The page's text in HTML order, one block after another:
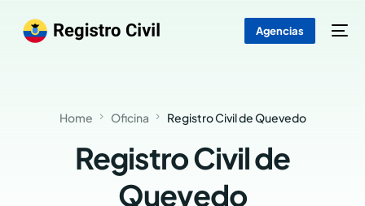
Agencias
Home Oficina Registro Civil de Quevedo
Registro Civil de
Quevedo